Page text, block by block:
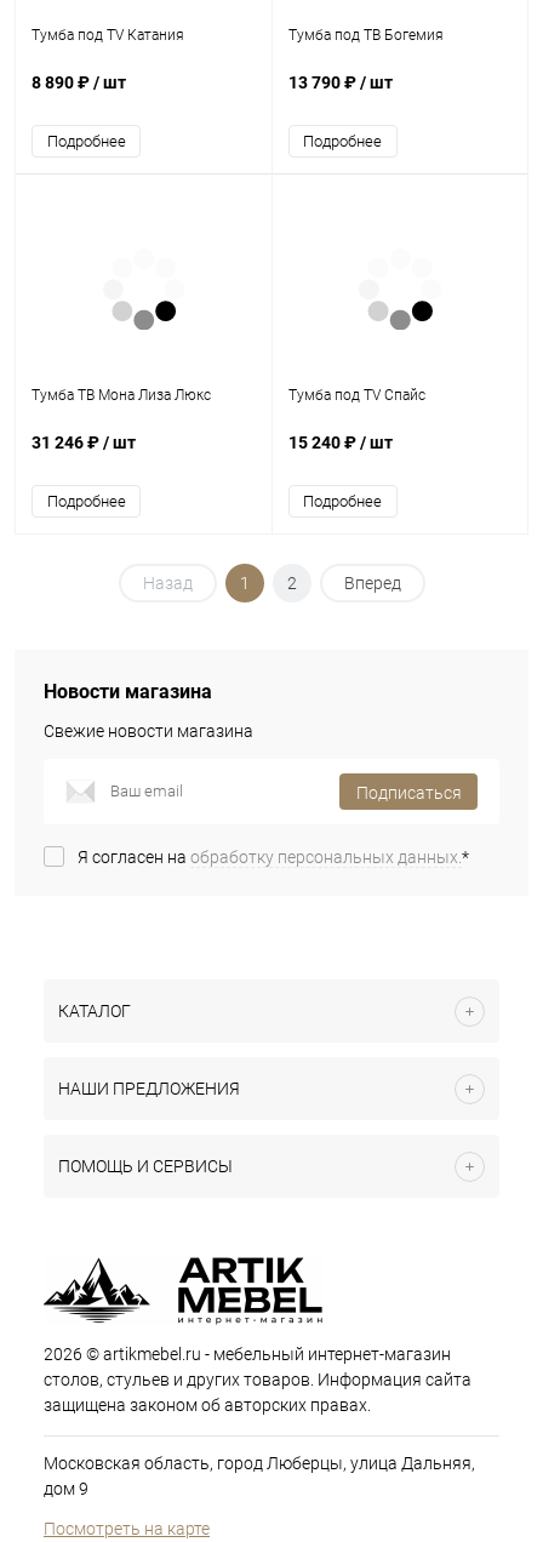
Тумба под TV Катания
8 890 ₽/ шт
Подробнее
Тумба под ТВ Богемия
13 790 ₽/ шт
Подробнее
Тумба ТВ Мона Лиза Люкс
31 246 ₽/ шт
Подробнее
Тумба под TV Спайс
15 240 ₽/ шт
Подробнее
Назад 1 2 Вперед
Новости магазина
Свежие новости магазина
Подписаться
Я согласен на обработку персональных данных.*
КАТАЛОГ
НАШИ ПРЕДЛОЖЕНИЯ
ПОМОЩЬ И СЕРВИСЫ
2026 © artikmebel.ru - мебельный интернет-магазин
столов, стульев и других товаров. Информация сайта
защищена законом об авторских правах.
Московская область, город Люберцы, улица Дальняя,
дом 9
Посмотреть на карте